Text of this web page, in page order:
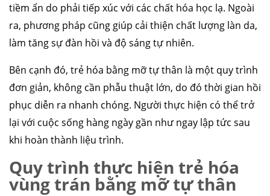
tiềm ẩn do phải tiếp xúc với các chất hóa học lạ. Ngoài
ra, phương pháp cũng giúp cải thiện chất lượng làn da,
làm tăng sự đàn hồi và độ sáng tự nhiên.
Bên cạnh đó, trẻ hóa bằng mỡ tự thân là một quy trình
đơn giản, không cần phẫu thuật lớn, do đó thời gian hồi
phục diễn ra nhanh chóng. Người thực hiện có thể trở
lại với cuộc sống hàng ngày gần như ngay lập tức sau
khi hoàn thành liệu trình.
Quy trình thực hiện trẻ hóa
vùng trán bằng mỡ tự thân